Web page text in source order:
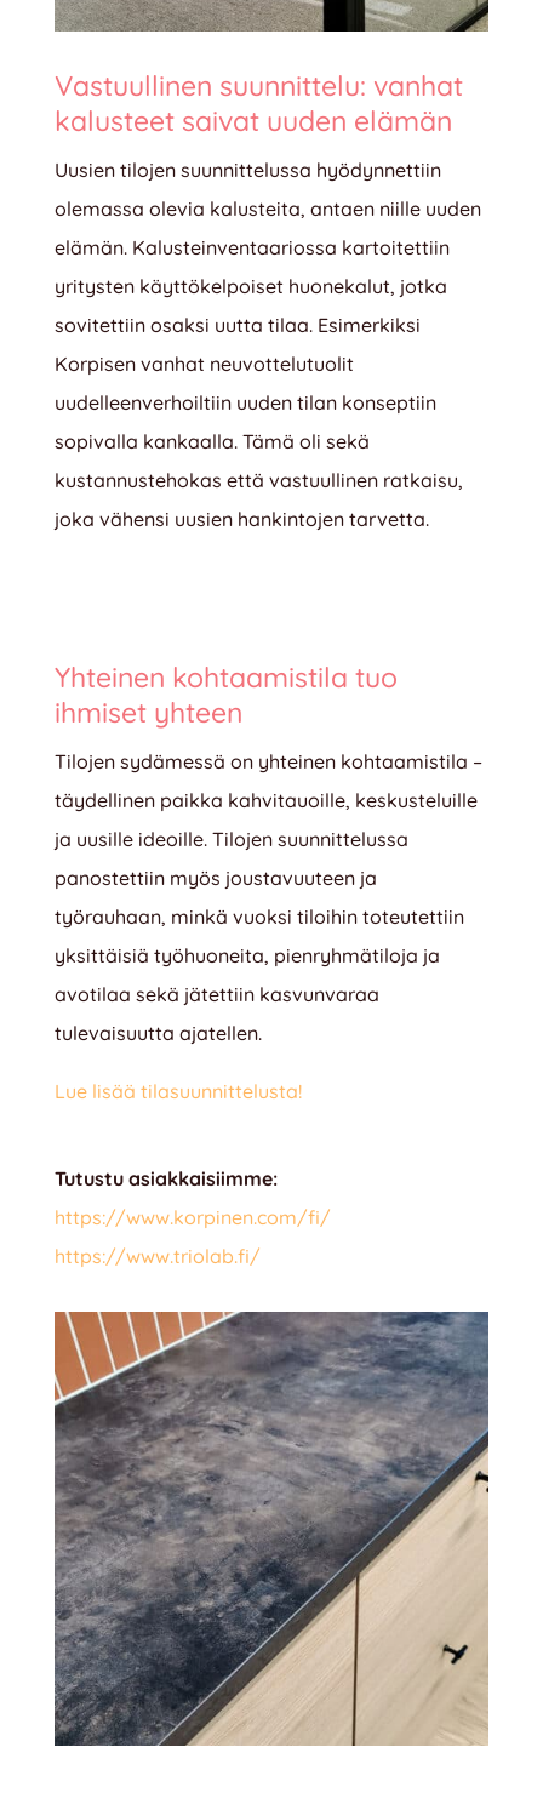
Vastuullinen suunnittelu: vanhat
kalusteet saivat uuden elämän
Uusien tilojen suunnittelussa hyödynnettiin
olemassa olevia kalusteita, antaen niille uuden
elämän. Kalusteinventaariossa kartoitettiin
yritysten käyttökelpoiset huonekalut, jotka
sovitettiin osaksi uutta tilaa. Esimerkiksi
Korpisen vanhat neuvottelutuolit
uudelleenverhoiltiin uuden tilan konseptiin
sopivalla kankaalla. Tämä oli sekä
kustannustehokas että vastuullinen ratkaisu,
joka vähensi uusien hankintojen tarvetta.
Yhteinen kohtaamistila tuo
ihmiset yhteen
Tilojen sydämessä on yhteinen kohtaamistila –
täydellinen paikka kahvitauoille, keskusteluille
ja uusille ideoille. Tilojen suunnittelussa
panostettiin myös joustavuuteen ja
työrauhaan, minkä vuoksi tiloihin toteutettiin
yksittäisiä työhuoneita, pienryhmätiloja ja
avotilaa sekä jätettiin kasvunvaraa
tulevaisuutta ajatellen.
Lue lisää tilasuunnittelusta!
Tutustu asiakkaisiimme:
https://www.korpinen.com/fi/
https://www.triolab.fi/